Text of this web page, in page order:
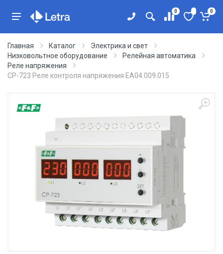
0 0
Главная Каталог
Электрика и свет
Низковольтное оборудование
Релейная автоматика
Реле напряжения
CP-723 Реле контроля напряжения EA04.009.015